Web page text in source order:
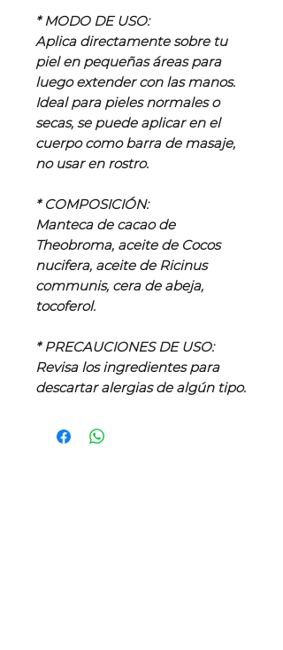
* MODO DE USO:
Aplica directamente sobre tu
piel en pequeñas áreas para
luego extender con las manos.
Ideal para pieles normales o
secas, se puede aplicar en el
cuerpo como barra de masaje,
no usar en rostro.
* COMPOSICIÓN:
Manteca de cacao de
Theobroma, aceite de Cocos
nucifera, aceite de Ricinus
communis, cera de abeja,
tocoferol.
* PRECAUCIONES DE USO:
Revisa los ingredientes para
descartar alergias de algún tipo.